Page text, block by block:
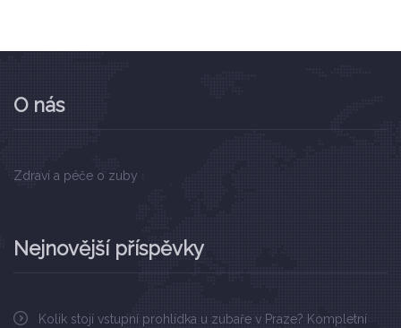
O nás
Zdraví a péče o zuby
Nejnovější příspěvky
Kolik stojí vstupní prohlídka u zubaře v Praze? Kompletní